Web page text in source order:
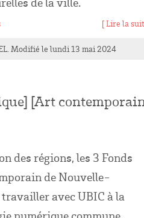
[ Lire la
. Modifié le lundi 13 mai 2024
[Art
des régions, les 3 Fonds
de Nouvelle-
avec UBIC à la